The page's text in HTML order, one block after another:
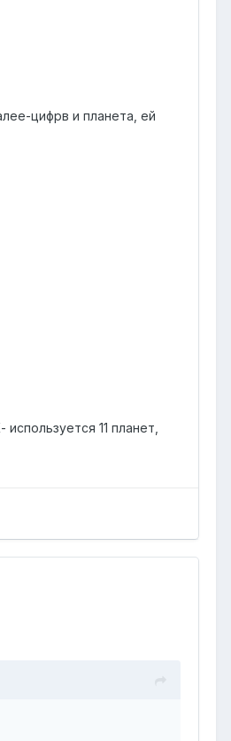
цифрв и планета, ей
11 планет,